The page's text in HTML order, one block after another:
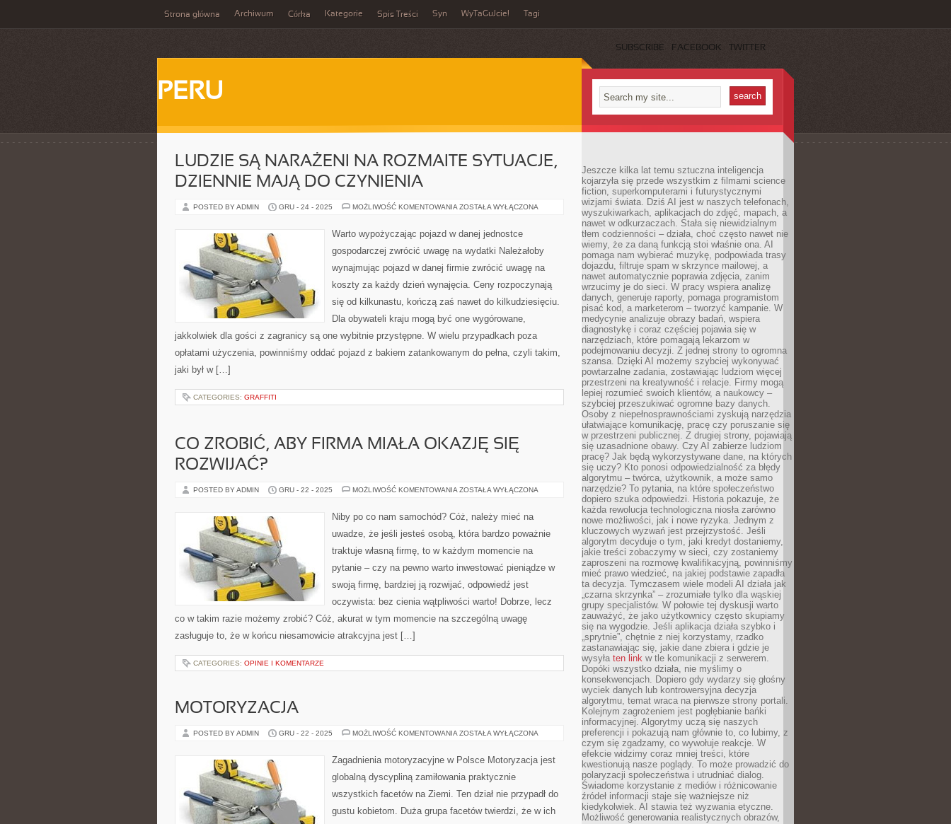
Strona główna Archiwum Córka Kategorie Spis Treści Syn WyTaGuJcie! Tagi
SUBSCRIBE FACEBOOK TWITTER
PERU
LUDZIE SĄ NARAŻENI NA ROZMAITE SYTUACJE,
DZIENNIE MAJĄ DO CZYNIENIA
POSTED BY ADMIN GRU - 24 - 2025 MOŻLIWOŚĆ KOMENTOWANIA LUDZIE
NA
ROZMAITE
DZIENNIE
DO
ZOSTAŁA WYŁĄCZONA
Warto wypożyczając pojazd w danej jednostce
gospodarczej zwrócić uwagę na wydatki Należałoby
wynajmując pojazd w danej firmie zwrócić uwagę na
koszty za każdy dzień wynajęcia. Ceny rozpoczynają
się od kilkunastu, kończą zaś nawet do kilkudziesięciu.
Dla obywateli kraju mogą być one wygórowane,
jakkolwiek dla gości z zagranicy są one wybitnie przystępne. W wielu przypadkach poza
opłatami użyczenia, powinniśmy oddać pojazd z bakiem zatankowanym do pełna, czyli takim,
jaki był w […]
CATEGORIES: GRAFFITI
CO ZROBIĆ, ABY FIRMA MIAŁA OKAZJĘ SIĘ
ROZWIJAĆ?
POSTED BY ADMIN GRU - 22 - 2025 MOŻLIWOŚĆ KOMENTOWANIA CO
FIRMA
MIAŁA
SIĘ
ZOSTAŁA WYŁĄCZONA
Niby po co nam samochód? Cóż, należy mieć na
uwadze, że jeśli jesteś osobą, która bardzo poważnie
traktuje własną firmę, to w każdym momencie na
pytanie – czy na pewno warto inwestować pieniądze w
swoją firmę, bardziej ją rozwijać, odpowiedź jest
oczywista: bez cienia wątpliwości warto! Dobrze, lecz
co w takim razie możemy zrobić? Cóż, akurat w tym momencie na szczególną uwagę
zasługuje to, że w końcu niesamowicie atrakcyjna jest […]
CATEGORIES: OPINIE I KOMENTARZE
MOTORYZACJA
POSTED BY ADMIN GRU - 22 - 2025 MOŻLIWOŚĆ KOMENTOWANIA MOTORYZACJA
ZOSTAŁA WYŁĄCZONA
Zagadnienia motoryzacyjne w Polsce Motoryzacja jest
globalną dyscypliną zamiłowania praktycznie
wszystkich facetów na Ziemi. Ten dział nie przypadł do
gustu kobietom. Duża grupa facetów twierdzi, że w ich
Jeszcze kilka lat temu sztuczna inteligencja
kojarzyła się przede wszystkim z filmami science
fiction, superkomputerami i futurystycznymi
wizjami świata. Dziś AI jest w naszych telefonach,
wyszukiwarkach, aplikacjach do zdjęć, mapach, a
nawet w odkurzaczach. Stała się niewidzialnym
tłem codzienności – działa, choć często nawet nie
wiemy, że za daną funkcją stoi właśnie ona. AI
pomaga nam wybierać muzykę, podpowiada trasy
dojazdu, filtruje spam w skrzynce mailowej, a
nawet automatycznie poprawia zdjęcia, zanim
wrzucimy je do sieci. W pracy wspiera analizę
danych, generuje raporty, pomaga programistom
pisać kod, a marketerom – tworzyć kampanie. W
medycynie analizuje obrazy badań, wspiera
diagnostykę i coraz częściej pojawia się w
narzędziach, które pomagają lekarzom w
podejmowaniu decyzji. Z jednej strony to ogromna
szansa. Dzięki AI możemy szybciej wykonywać
powtarzalne zadania, zostawiając ludziom więcej
przestrzeni na kreatywność i relacje. Firmy mogą
lepiej rozumieć swoich klientów, a naukowcy –
szybciej przeszukiwać ogromne bazy danych.
Osoby z niepełnosprawnościami zyskują narzędzia
ułatwiające komunikację, pracę czy poruszanie się
w przestrzeni publicznej. Z drugiej strony, pojawiają
się uzasadnione obawy. Czy AI zabierze ludziom
pracę? Jak będą wykorzystywane dane, na których
się uczy? Kto ponosi odpowiedzialność za błędy
algorytmu – twórca, użytkownik, a może samo
narzędzie? To pytania, na które społeczeństwo
dopiero szuka odpowiedzi. Historia pokazuje, że
każda rewolucja technologiczna niosła zarówno
nowe możliwości, jak i nowe ryzyka. Jednym z
kluczowych wyzwań jest przejrzystość. Jeśli
algorytm decyduje o tym, jaki kredyt dostaniemy,
jakie treści zobaczymy w sieci, czy zostaniemy
zaproszeni na rozmowę kwalifikacyjną, powinniśmy
mieć prawo wiedzieć, na jakiej podstawie zapadła
ta decyzja. Tymczasem wiele modeli AI działa jak
„czarna skrzynka” – zrozumiałe tylko dla wąskiej
grupy specjalistów. W połowie tej dyskusji warto
zauważyć, że jako użytkownicy często skupiamy
się na wygodzie. Jeśli aplikacja działa szybko i
„sprytnie”, chętnie z niej korzystamy, rzadko
zastanawiając się, jakie dane zbiera i gdzie je
wysyła ten link w tle komunikacji z serwerem.
Dopóki wszystko działa, nie myślimy o
konsekwencjach. Dopiero gdy wydarzy się głośny
wyciek danych lub kontrowersyjna decyzja
algorytmu, temat wraca na pierwsze strony portali.
Kolejnym zagrożeniem jest pogłębianie bańki
informacyjnej. Algorytmy uczą się naszych
preferencji i pokazują nam głównie to, co lubimy, z
czym się zgadzamy, co wywołuje reakcje. W
efekcie widzimy coraz mniej treści, które
kwestionują nasze poglądy. To może prowadzić do
polaryzacji społeczeństwa i utrudniać dialog.
Świadome korzystanie z mediów i różnicowanie
źródeł informacji staje się ważniejsze niż
kiedykolwiek. AI stawia też wyzwania etyczne.
Możliwość generowania realistycznych obrazów,